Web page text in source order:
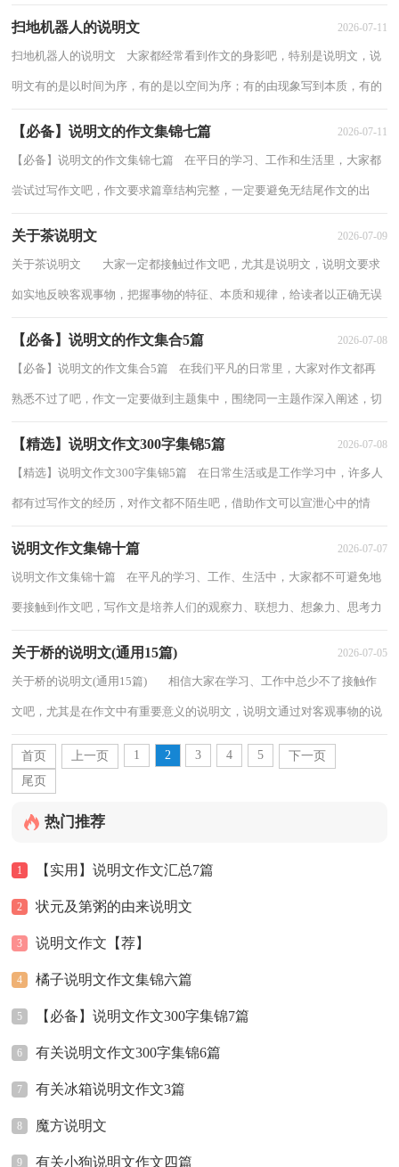
扫地机器人的说明文 2026-07-11
扫地机器人的说明文 大家都经常看到作文的身影吧，特别是说明文，说
明文有的是以时间为序，有的是以空间为序；有的由现象写到本质，有的
【必备】说明文的作文集锦七篇 2026-07-11
【必备】说明文的作文集锦七篇 在平日的学习、工作和生活里，大家都
尝试过写作文吧，作文要求篇章结构完整，一定要避免无结尾作文的出
关于茶说明文 2026-07-09
关于茶说明文 大家一定都接触过作文吧，尤其是说明文，说明文要求
如实地反映客观事物，把握事物的特征、本质和规律，给读者以正确无误
【必备】说明文的作文集合5篇 2026-07-08
【必备】说明文的作文集合5篇 在我们平凡的日常里，大家对作文都再
熟悉不过了吧，作文一定要做到主题集中，围绕同一主题作深入阐述，切
【精选】说明文作文300字集锦5篇 2026-07-08
【精选】说明文作文300字集锦5篇 在日常生活或是工作学习中，许多人
都有过写作文的经历，对作文都不陌生吧，借助作文可以宣泄心中的情
说明文作文集锦十篇 2026-07-07
说明文作文集锦十篇 在平凡的学习、工作、生活中，大家都不可避免地
要接触到作文吧，写作文是培养人们的观察力、联想力、想象力、思考力
关于桥的说明文(通用15篇) 2026-07-05
关于桥的说明文(通用15篇) 相信大家在学习、工作中总少不了接触作
文吧，尤其是在作文中有重要意义的说明文，说明文通过对客观事物的说
明或对抽象事理的阐释，使人们对事物...
首页
上一页 1 2 3 4 5
下一页
尾页
热门推荐
1 【实用】说明文作文汇总7篇
2 状元及第粥的由来说明文
3 说明文作文【荐】
4 橘子说明文作文集锦六篇
5 【必备】说明文作文300字集锦7篇
6 有关说明文作文300字集锦6篇
7 有关冰箱说明文作文3篇
8 魔方说明文
9 有关小狗说明文作文四篇